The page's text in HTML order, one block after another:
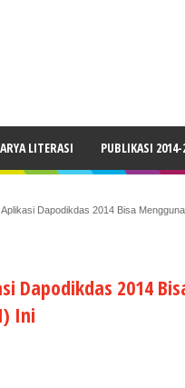
LITERASI PUBLIKASI 2014-
Dapodikdas 2014 Bisa
Dapodikdas 2014
Ini